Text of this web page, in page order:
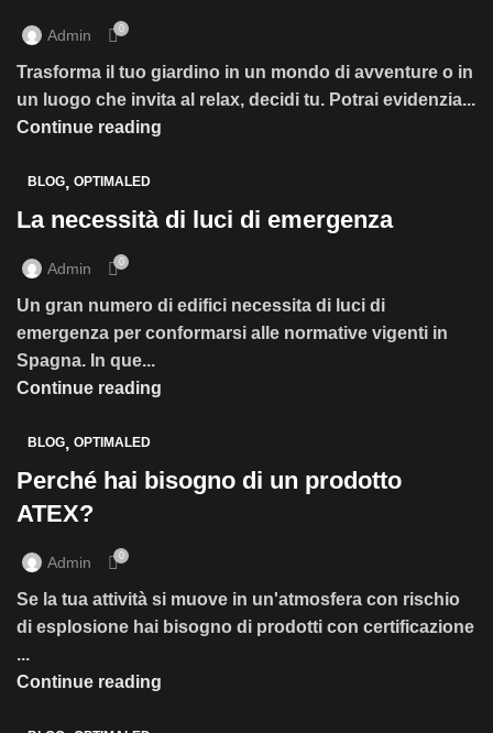
Admin 0
Trasforma il tuo giardino in un mondo di avventure o in
un luogo che invita al relax, decidi tu. Potrai evidenzia...
Continue reading
BLOG, OPTIMALED
La necessità di luci di emergenza
Admin 0
Un gran numero di edifici necessita di luci di
emergenza per conformarsi alle normative vigenti in
Spagna. In que...
Continue reading
BLOG, OPTIMALED
Perché hai bisogno di un prodotto
ATEX?
Admin 0
Se la tua attività si muove in un'atmosfera con rischio
di esplosione hai bisogno di prodotti con certificazione
...
Continue reading